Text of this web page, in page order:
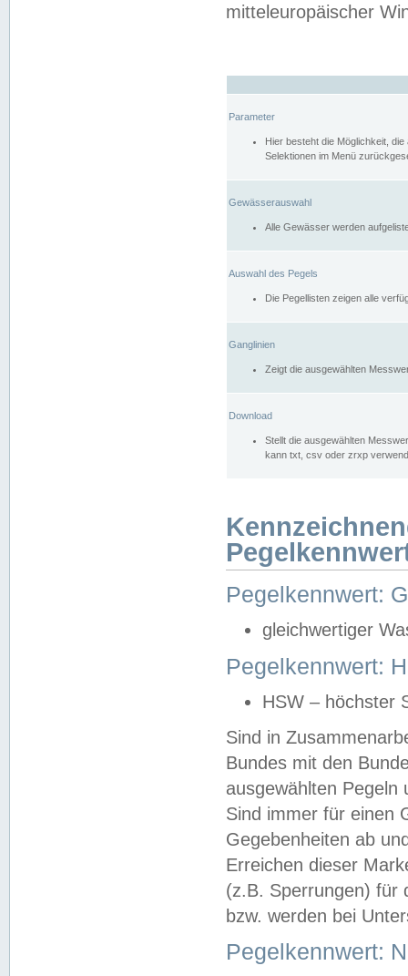
mitteleuropäischer
Parameter
Hier besteht die Möglichkeit,
Selektionen im Menü
Gewässerauswahl
Alle Gewässer werden
Auswahl des Pegels
Die Pegellisten zeigen alle
Ganglinien
Zeigt die ausgewählten
Download
Stellt die ausgewählten
kann txt, csv oder zrxp
Pegelkennwert:
gleichwertiger
Pegelkennwert:
HSW – höchster
Sind in
Bundes mit den
ausgewählten
Sind immer für einen
Gegebenheiten ab
Erreichen dieser
(z.B. Sperrungen) für
bzw. werden bei
Pegelkennwert: